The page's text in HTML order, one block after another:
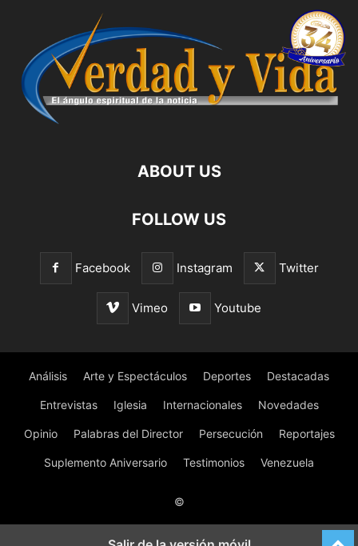
ABOUT US
FOLLOW US
Facebook Instagram Twitter
Vimeo Youtube
Análisis Arte y Espectáculos Deportes Destacadas
Entrevistas Iglesia Internacionales Novedades
Opinio Palabras del Director Persecución Reportajes
Suplemento Aniversario Testimonios Venezuela
©